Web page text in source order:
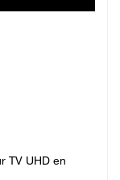
TV UHD en